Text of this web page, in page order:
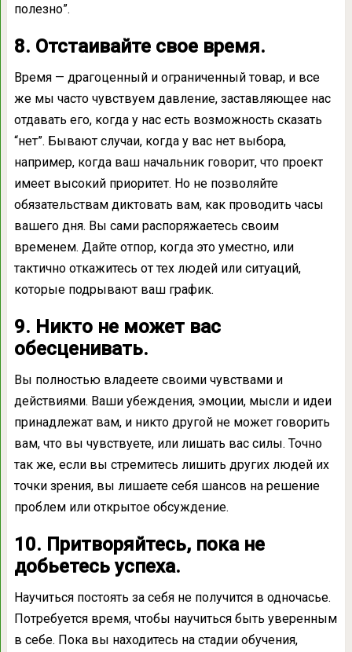
полезно”.
8. Отстаивайте свое время.
Время — драгоценный и ограниченный товар, и все
же мы часто чувствуем давление, заставляющее нас
отдавать его, когда у нас есть возможность сказать
“нет”. Бывают случаи, когда у вас нет выбора,
например, когда ваш начальник говорит, что проект
имеет высокий приоритет. Но не позволяйте
обязательствам диктовать вам, как проводить часы
вашего дня. Вы сами распоряжаетесь своим
временем. Дайте отпор, когда это уместно, или
тактично откажитесь от тех людей или ситуаций,
которые подрывают ваш график.
9. Никто не может вас
обесценивать.
Вы полностью владеете своими чувствами и
действиями. Ваши убеждения, эмоции, мысли и идеи
принадлежат вам, и никто другой не может говорить
вам, что вы чувствуете, или лишать вас силы. Точно
так же, если вы стремитесь лишить других людей их
точки зрения, вы лишаете себя шансов на решение
проблем или открытое обсуждение.
10. Притворяйтесь, пока не
добьетесь успеха.
Научиться постоять за себя не получится в одночасье.
Потребуется время, чтобы научиться быть уверенным
в себе. Пока вы находитесь на стадии обучения,